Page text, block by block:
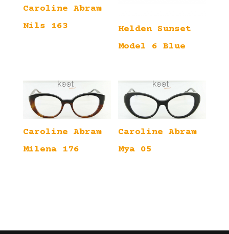
Caroline Abram
Nils 163
Helden Sunset
Model 6 Blue
Caroline Abram
Milena 176
Caroline Abram
Mya 05